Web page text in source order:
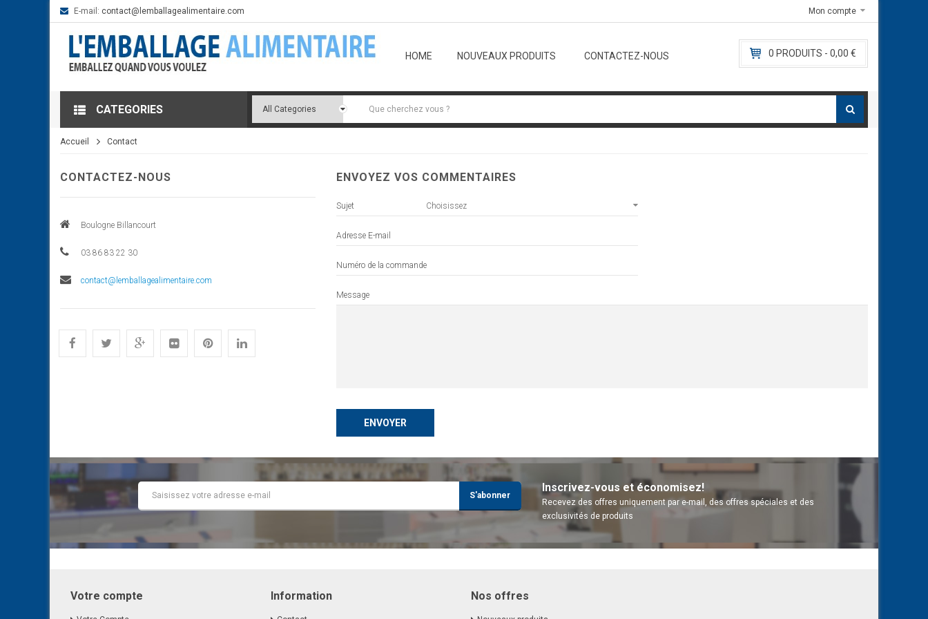
E-mail: contact@lemballagealimentaire.com E-mail:
Mon compte
HOME NOUVEAUX PRODUITS CONTACTEZ-NOUS 0 PRODUITS - 0,00 €
CATEGORIES
Accueil Contact
CONTACTEZ-NOUS
Boulogne Billancourt
03 86 83 22 30
contact@lemballagealimentaire.com
ENVOYEZ VOS COMMENTAIRES
Sujet Choisissez
Adresse E-mail
Numéro de la commande
Message
ENVOYER
S'abonner
Inscrivez-vous et économisez!
Recevez des offres uniquement par e-mail, des offres spéciales et des
exclusivités de produits
Votre compte Information Nos offres